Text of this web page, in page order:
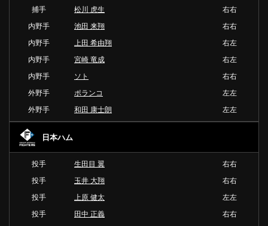
捕手
松川 虎生
右右
内野手
池田 来翔
右右
内野手
上田 希由翔
右左
内野手
宮崎 竜成
右左
内野手
ソト
右右
外野手
ポランコ
左左
外野手
和田 康士朗 左左
日本ハム
投手 生田目 翼
右右
投手
玉井 大翔
右右
投手
上原 健太
左左
投手
田中 正義
右右